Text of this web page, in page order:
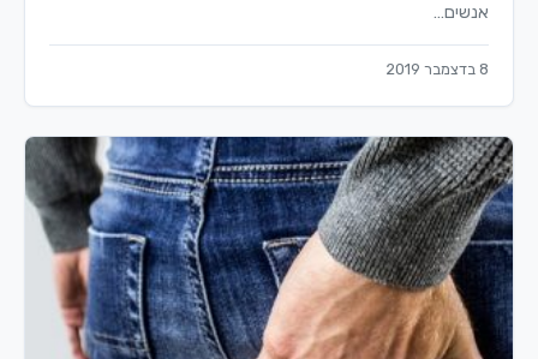
אנשים…
8 בדצמבר 2019